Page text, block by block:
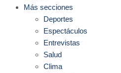
Más secciones
Deportes
Espectáculos
Entrevistas
Salud
Clima